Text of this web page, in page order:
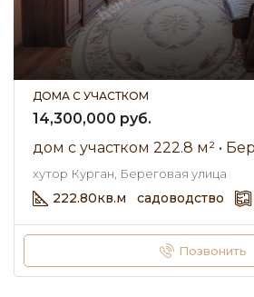
ДОМА С УЧАСТКОМ
14,300,000 руб.
хутор Курган, Береговая улица
222.80кв.м садоводство
Позвонить